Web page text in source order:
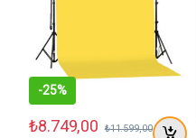
-25%
₺8.749,00 ₺11.599,00